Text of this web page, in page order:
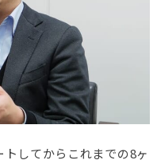
してからこれまでの8ヶ